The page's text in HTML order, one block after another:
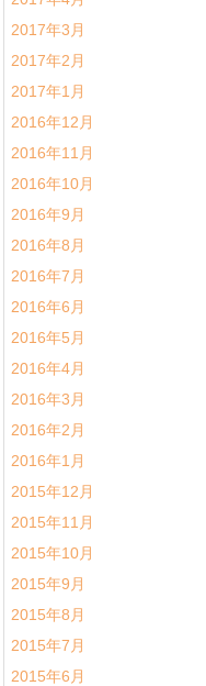
2017年3月
2017年2月
2017年1月
2016年12月
2016年11月
2016年10月
2016年9月
2016年8月
2016年7月
2016年6月
2016年5月
2016年4月
2016年3月
2016年2月
2016年1月
2015年12月
2015年11月
2015年10月
2015年9月
2015年8月
2015年7月
2015年6月